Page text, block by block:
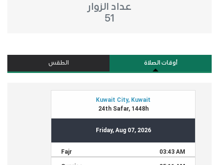
عداد الزوار
51
أوقات الصلاة الطقس